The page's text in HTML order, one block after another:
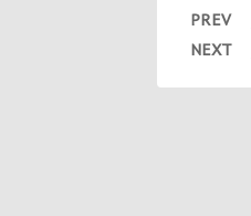
PREV
NEXT